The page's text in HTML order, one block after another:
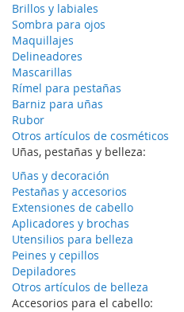
Brillos y labiales
Sombra para ojos
Maquillajes
Delineadores
Mascarillas
Rímel para pestañas
Barniz para uñas
Rubor
Otros artículos de cosméticos
Uñas, pestañas y belleza:
Uñas y decoración
Pestañas y accesorios
Extensiones de cabello
Aplicadores y brochas
Utensilios para belleza
Peines y cepillos
Depiladores
Otros artículos de belleza
Accesorios para el cabello: